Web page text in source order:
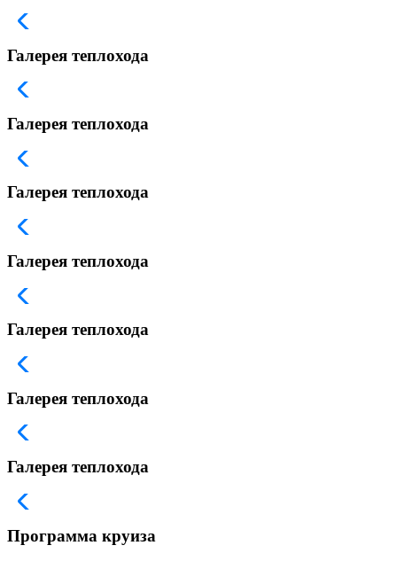
Галерея теплохода
Галерея теплохода
Галерея теплохода
Галерея теплохода
Галерея теплохода
Галерея теплохода
Галерея теплохода
Программа круиза